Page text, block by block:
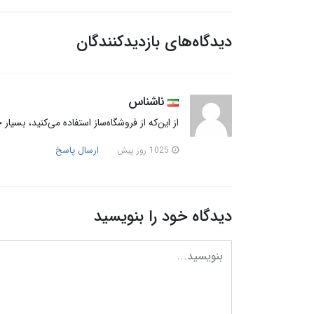
دیدگاه‌های بازدیدکنندگان
ناشناس
از این‌که از فروشگاه‌ساز استفاده می‌کنید،
ارسال پاسخ
دیدگاه خود را بنویسید